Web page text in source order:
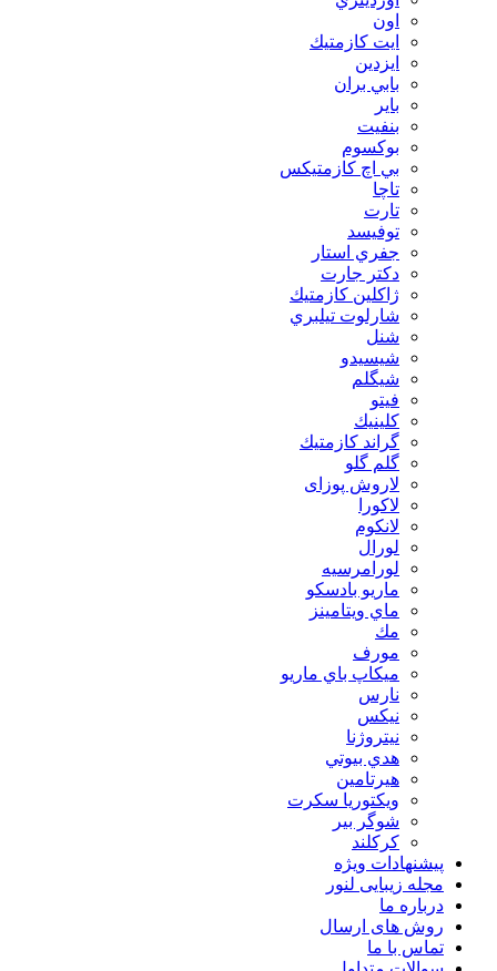
اون
ايت كازمتيك
ايزدين
بابي بران
بایر
بنفيت
بوكسوم
بي اچ كازمتيكس
تاچا
تارت
توفيسد
جفري استار
دكتر جارت
ژاكلين كازمتيك
شارلوت تيلبري
شنل
شيسيدو
شیگلم
فيتو
كلينيك
گراند كازمتيك
گلم گلو
لاروش پوزای
لاكورا
لانكوم
لورال
لورامرسيه
ماريو بادسكو
ماي ويتامينز
مك
مورف
ميكاپ باي ماريو
نارس
نيكس
نیتروژنا
هدي بيوتي
هیرتامین
ویکتوریا سکرت
شوگر بير
کرکلند
پیشنهادات ویژه
مجله زیبایی لنور
درباره ما
روش های ارسال
تماس با ما